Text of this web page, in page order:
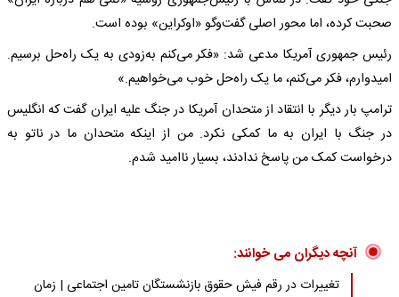
صحبت کرده، اما محور اصلی گفت‌وگو «اوکراین» بوده است.
رئیس جمهوری آمریکا مدعی شد: «فکر می‌کنم به‌زودی به یک راه‌حل برسیم.
امیدوارم، فکر می‌کنم، ما یک راه‌حل خوب می‌خواهیم.»
ترامپ بار دیگر با انتقاد از متحدان آمریکا در جنگ علیه ایران گفت که انگلیس
در جنگ با ایران به ما کمکی نکرد. من از اینکه متحدان ما در ناتو به
درخواست کمک من پاسخ ندادند، بسیار ناامید شدم.
آنچه دیگران می خوانند:
تغییرات در رقم فیش حقوق بازنشستگان تامین اجتماعی | زمان